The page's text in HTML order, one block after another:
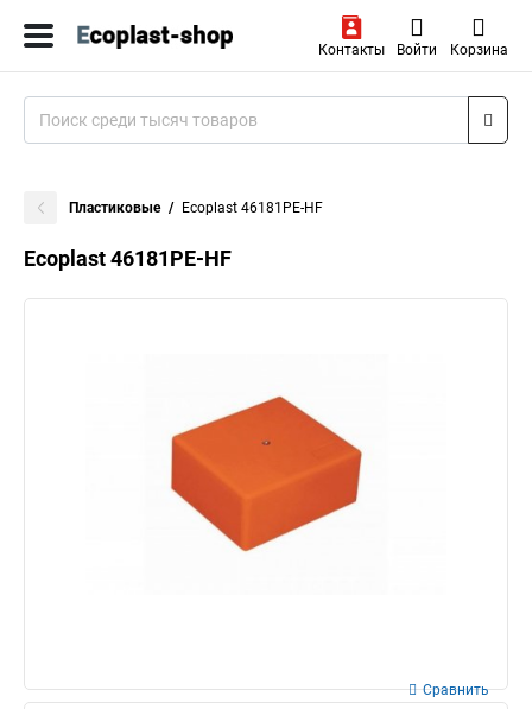
Контакты Войти Корзина
Пластиковые Ecoplast 46181PE-HF
Ecoplast 46181PE-HF
Сравнить